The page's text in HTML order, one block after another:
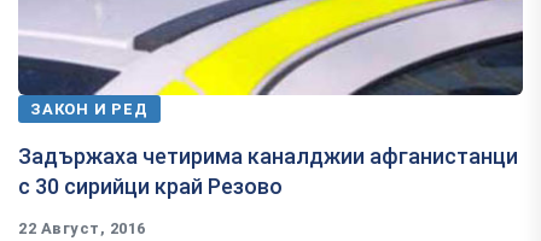
ЗАКОН И РЕД
Задържаха четирима каналджии афганистанци
с 30 сирийци край Резово
22 Август, 2016